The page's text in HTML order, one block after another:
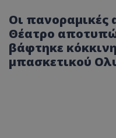
Οι πανοραμικές
Θέατρο
βάφτηκε
μπασκετικού